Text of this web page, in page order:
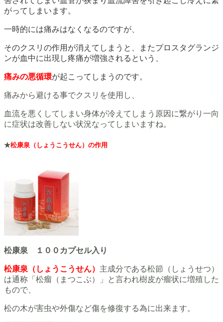
がってしまいます。
一時的には痛みはなくなるのですが、
そのクスリの作用が消えてしまうと、またプロスタグランジ
ンが血中に出現し疼痛が増強されるという、
痛みの悪循環が起こってしまうのです。
痛みから避ける事でクスリを使用し、
血流を悪くしてしまい身体が冷えてしまう原因に繋がり一向
に症状は改善しない状況なってしまいますね。
★松康泉（しょうこうせん）の作用
松康泉 １００カプセル入り
松康泉（しょうこうせん） 主成分である松節（しょうせつ）
は通称「松瘤（まつこぶ）」と言われ樹皮が瘤状に増殖した
もので、
松の木が害虫や外傷など傷を修復する為に出来ます。